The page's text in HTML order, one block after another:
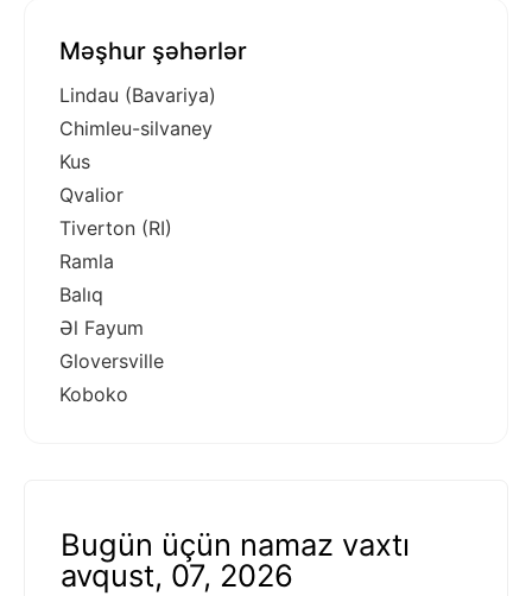
Məşhur şəhərlər
Lindau (Bavariya)
Chimleu-silvaney
Kus
Qvalior
Tiverton (RI)
Ramla
Balıq
Əl Fayum
Gloversville
Koboko
Bugün üçün namaz vaxtı
avqust, 07, 2026